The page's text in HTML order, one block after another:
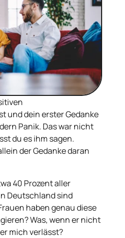
und dein erster Gedanke
Panik. Das war nicht
du es ihm sagen.
der Gedanke daran
40 Prozent aller
Deutschland sind
haben genau diese
Was, wenn er nicht
mich verlässt?